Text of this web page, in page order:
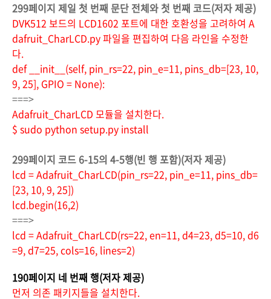
299페이지 제일 첫 번째 문단 전체와 첫 번째 코드(저자 제공)
DVK512 보드의 LCD1602 포트에 대한 호환성을 고려하여 A
dafruit_CharLCD.py 파일을 편집하여 다음 라인을 수정한
다.
def __init__(self, pin_rs=22, pin_e=11, pins_db=[23, 10,
9, 25], GPIO = None):
===>
Adafruit_CharLCD 모듈을 설치한다.
$ sudo python setup.py install
299페이지 코드 6-15의 4-5행(빈 행 포함)(저자 제공)
lcd = Adafruit_CharLCD(pin_rs=22, pin_e=11, pins_db=
[23, 10, 9, 25])
lcd.begin(16,2)
===>
lcd = Adafruit_CharLCD(rs=22, en=11, d4=23, d5=10, d6
=9, d7=25, cols=16, lines=2)
190페이지 네 번째 행(저자 제공)
먼저 의존 패키지들을 설치한다.